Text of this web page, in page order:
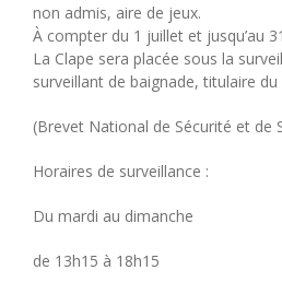
non admis, aire de jeux.
À compter du 1 juillet et jusqu’au
La Clape sera placée sous la
surveillant de baignade, titulaire du
(Brevet National de Sécurité et de
Horaires de surveillance :
Du mardi au dimanche
de 13h15 à 18h15